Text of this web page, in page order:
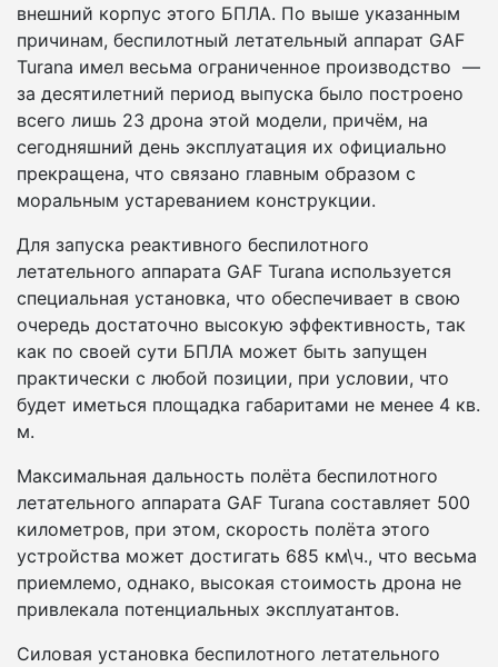
внешний корпус этого БПЛА. По выше указанным
причинам, беспилотный летательный аппарат GAF
Turana имел весьма ограниченное производство —
за десятилетний период выпуска было построено
всего лишь 23 дрона этой модели, причём, на
сегодняшний день эксплуатация их официально
прекращена, что связано главным образом с
моральным устареванием конструкции.
Для запуска реактивного беспилотного
летательного аппарата GAF Turana используется
специальная установка, что обеспечивает в свою
очередь достаточно высокую эффективность, так
как по своей сути БПЛА может быть запущен
практически с любой позиции, при условии, что
будет иметься площадка габаритами не менее 4 кв.
м.
Максимальная дальность полёта беспилотного
летательного аппарата GAF Turana составляет 500
километров, при этом, скорость полёта этого
устройства может достигать 685 км\ч., что весьма
приемлемо, однако, высокая стоимость дрона не
привлекала потенциальных эксплуатантов.
Силовая установка беспилотного летательного